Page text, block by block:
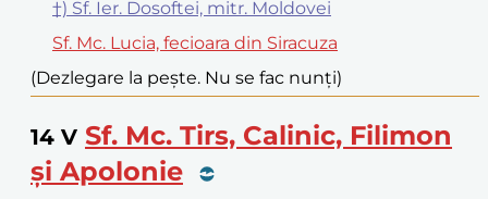
†) Sf. Ier. Dosoftei, mitr. Moldovei
Sf. Mc. Lucia, fecioara din Siracuza
(Dezlegare la pește. Nu se fac nunți)
14 V Sf. Mc. Tirs, Calinic, Filimon
și Apolonie